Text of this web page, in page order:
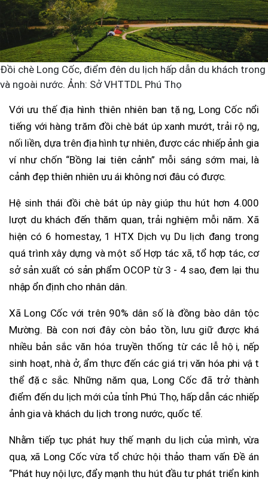
Đồi chè Long Cốc, điểm đên du lịch hấp dẫn du khách trong
và ngoài nước. Ảnh: Sở VHTTDL Phú Thọ
Với ưu thế địa hình thiên nhiên ban tặng, Long Cốc nổi
tiếng với hàng trăm đồi chè bát úp xanh mướt, trải rộng,
nối liền, dựa trên địa hình tự nhiên, được các nhiếp ảnh gia
ví như chốn “Bồng lai tiên cảnh” mỗi sáng sớm mai, là
cảnh đẹp thiên nhiên ưu ái không nơi đâu có được.
Hệ sinh thái đồi chè bát úp này giúp thu hút hơn 4.000
lượt du khách đến thăm quan, trải nghiệm mỗi năm. Xã
hiện có 6 homestay, 1 HTX Dịch vụ Du lịch đang trong
quá trình xây dựng và một số Hợp tác xã, tổ hợp tác, cơ
sở sản xuất có sản phẩm OCOP từ 3 - 4 sao, đem lại thu
nhập ổn định cho nhân dân.
Xã Long Cốc với trên 90% dân số là đồng bào dân tộc
Mường. Bà con nơi đây còn bảo tồn, lưu giữ được khá
nhiều bản sắc văn hóa truyền thống từ các lễ hội, nếp
sinh hoạt, nhà ở, ẩm thực đến các giá trị văn hóa phi vật
thể đặc sắc. Những năm qua, Long Cốc đã trở thành
điểm đến du lịch mới của tỉnh Phú Thọ, hấp dẫn các nhiếp
ảnh gia và khách du lịch trong nước, quốc tế.
Nhằm tiếp tục phát huy thế mạnh du lịch của mình, vừa
qua, xã Long Cốc vừa tổ chức hội thảo tham vấn Đề án
“Phát huy nội lực, đẩy mạnh thu hút đầu tư phát triển kinh